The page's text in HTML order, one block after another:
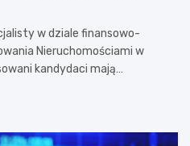
w dziale finansowo-
Nieruchomościami w
kandydaci mają…